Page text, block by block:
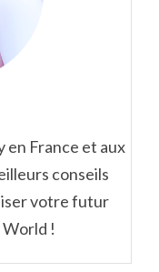
en France et aux
conseils
votre futur
!